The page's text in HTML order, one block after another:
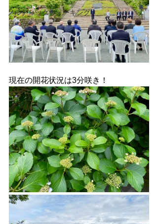
ノルディックウォーキング
現在の開花状況は3分咲き！